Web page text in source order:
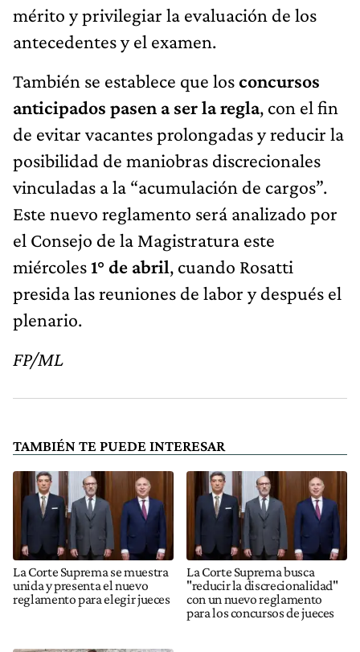
mérito y privilegiar la evaluación de los
antecedentes y el examen.
También se establece que losconcursos
anticipados pasen a ser la regla, con el fin
de evitar vacantes prolongadas y reducir la
posibilidad de maniobras discrecionales
vinculadas a la “acumulación de cargos”.
Este nuevo reglamento será analizado por
el Consejo de la Magistratura este
miércoles1° de abril, cuando Rosatti
presida las reuniones de labor y después el
plenario.
FP/ML
TAMBIÉN TE PUEDE INTERESAR
La Corte Suprema se muestra
unida y presenta el nuevo
reglamento para elegir jueces
La Corte Suprema busca
"reducir la discrecionalidad"
con un nuevo reglamento
para los concursos de jueces